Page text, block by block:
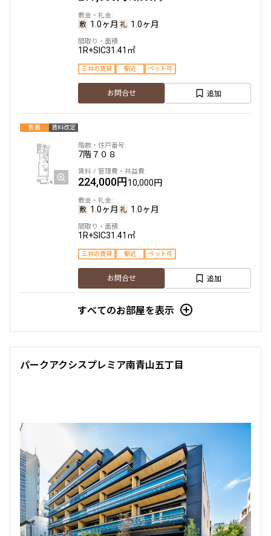
１９１０
441,000円
2LDK+N+WIC+SIC68.11㎡
三井の賃貸 ペット可 タワー
19階 １９１２
376,000円 20,000円
1.0ヶ月 無
2LDK+N+WIC+SIC58.26㎡
三井の賃貸 ペット可
お問合せ
申込有
21階２１０３
三井の賃貸 ペット可 タワー
お問合せ 追加
1.0ヶ月 1.0ヶ月
1R+SIC31.41㎡
三井の賃貸 駅近 ペット可
お問合せ 追加
新着 賃料改定
7階７０８
224,000円10,000円
1.0ヶ月 1.0ヶ月
1R+SIC31.41㎡
三井の賃貸 駅近 ペット可
お問合せ 追加
206,000円10,000円
1R+WIC＋SIC28.16㎡
お問合せ
新着 賃料改定
8階８１０
すべてのお部屋を表示
パークアクシスプレミア南青山五丁目